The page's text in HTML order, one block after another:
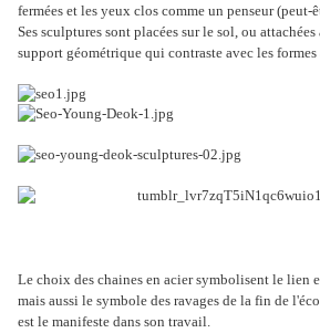
fermées et les yeux clos comme un penseur (peut-
Ses sculptures sont placées sur le sol, ou
support géométrique qui contraste avec les formes
Le choix des chaines en acier symbolisent le lien
mais aussi le symbole des ravages de la fin de
est le manifeste dans son travail.